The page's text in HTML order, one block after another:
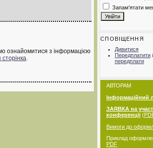
Запам'ятати
СПОВІЩЕННЯ
Дивитися
Передплатити/
передплати
АВТОРАМ
Інформаційний
ЗАЯВКА на
конференції
Вимоги до
Приклад
PDF
ознайомитися з інформацією
.